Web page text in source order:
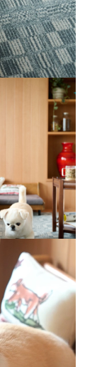
ルタイルカー
柄をプリントし
のサイズで、手
タイルだけ交換で